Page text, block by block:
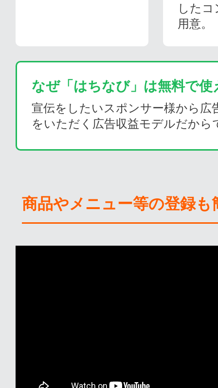
した
用意。
なぜ「はちなび」は無料で使
宣伝をしたいスポンサー様から広
をいただく広告収益モデルだから
商品やメニュー等の登録も